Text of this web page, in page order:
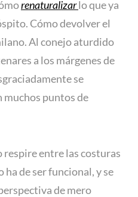
renaturalizarlo que ya
Cómo devolver el
Al conejo aturdido
a los márgenes de
se
puntos de
respire entre las costuras
de ser funcional, y se
de mero